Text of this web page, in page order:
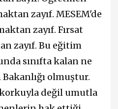
zayıf. MESEM'de
zayıf. Fırsat
zayıf. Bu eğitim
sınıfta kalan ne
olmuştur.
korkuyla değil umutla